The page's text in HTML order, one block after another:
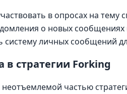
в опросах на тему
о новых сообщениях
систему личных сообщений
в стратегии Forking
частью